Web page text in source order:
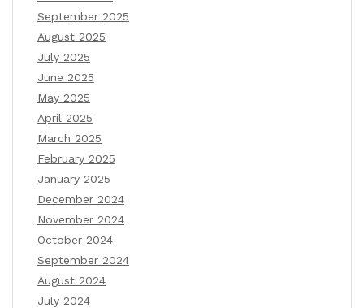
September 2025
August 2025
July 2025
June 2025
May 2025
April 2025
March 2025
February 2025
January 2025
December 2024
November 2024
October 2024
September 2024
August 2024
July 2024